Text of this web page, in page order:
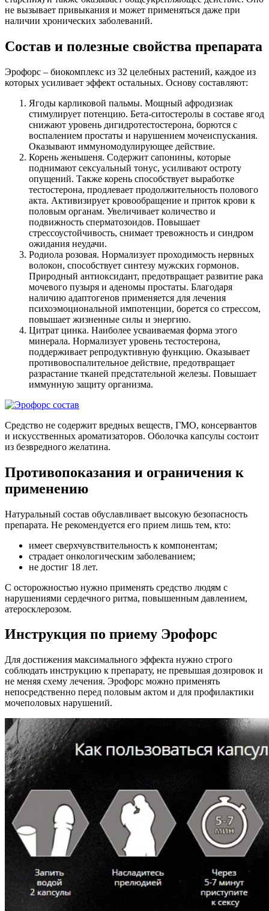
не вызывает привыкания и может применяться даже при
наличии хронических заболеваний.
Состав и полезные свойства препарата
Эрофорс – биокомплекс из 32 целебных растений, каждое из
которых усиливает эффект остальных. Основу составляют:
Ягоды карликовой пальмы. Мощный афродизиак
стимулирует потенцию. Бета-ситостеролы в составе ягод
снижают уровень дигидротестостерона, борются с
воспалением простаты и нарушением мочеиспускания.
Оказывают иммуномодулирующее действие.
Корень женьшеня. Содержит сапонины, которые
поднимают сексуальный тонус, усиливают остроту
опущений. Также корень способствует выработке
тестостерона, продлевает продолжительность полового
акта. Активизирует кровообращение и приток крови к
половым органам. Увеличивает количество и
подвижность сперматозоидов. Повышает
стрессоустойчивость, снимает тревожность и синдром
ожидания неудачи.
Родиола розовая. Нормализует проходимость нервных
волокон, способствует синтезу мужских гормонов.
Природный антиоксидант, предотвращает развитие рака
мочевого пузыря и аденомы простаты. Благодаря
наличию адаптогенов применяется для лечения
психоэмоциональной импотенции, борется со стрессом,
повышает жизненные силы и энергию.
Цитрат цинка. Наиболее усваиваемая форма этого
минерала. Нормализует уровень тестостерона,
поддерживает репродуктивную функцию. Оказывает
противовоспалительное действие, предотвращает
разрастание тканей предстательной железы. Повышает
иммунную защиту организма.
Средство не содержит вредных веществ, ГМО, консервантов
и искусственных ароматизаторов. Оболочка капсулы состоит
из безвредного желатина.
Противопоказания и ограничения к
применению
Натуральный состав обуславливает высокую безопасность
препарата. Не рекомендуется его прием лишь тем, кто:
имеет сверхчувствительность к компонентам;
страдает онкологическим заболеванием;
не достиг 18 лет.
С осторожностью нужно применять средство людям с
нарушениями сердечного ритма, повышенным давлением,
атеросклерозом.
Инструкция по приему Эрофорс
Для достижения максимального эффекта нужно строго
соблюдать инструкцию к препарату, не превышая дозировок и
не меняя схему лечения. Эрофорс можно применять
непосредственно перед половым актом и для профилактики
мочеполовых нарушений.